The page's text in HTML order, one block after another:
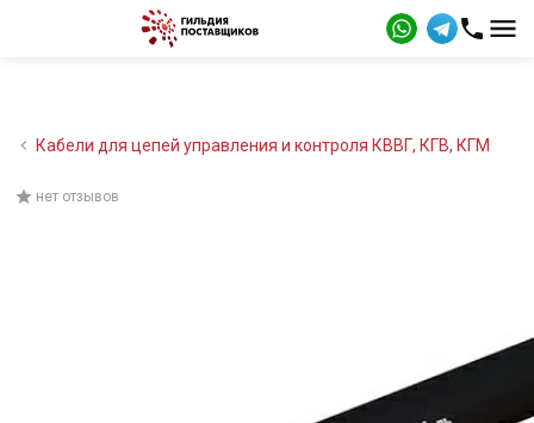
Кабели для цепей управления и контроля КВВГ, КГВ, КГМ
нет отзывов